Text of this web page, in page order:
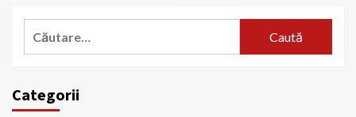
Categorii